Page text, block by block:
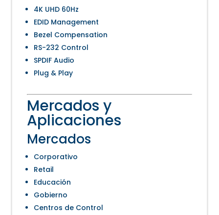
4K UHD 60Hz
EDID Management
Bezel Compensation
RS-232 Control
SPDIF Audio
Plug & Play
Mercados y
Aplicaciones
Mercados
Corporativo
Retail
Educación
Gobierno
Centros de Control